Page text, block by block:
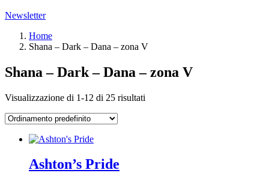
Newsletter
Home
Shana – Dark – Dana – zona V
Shana – Dark – Dana – zona V
Visualizzazione di 1-12 di 25 risultati
Ashton’s Pride